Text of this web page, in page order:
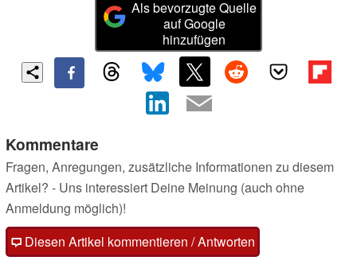
Als bevorzugte Quelle
auf Google
hinzufügen
Kommentare
Fragen, Anregungen, zusätzliche Informationen zu diesem
Artikel? - Uns interessiert Deine Meinung (auch ohne
Anmeldung möglich)!
Diesen Artikel kommentieren / Antworten